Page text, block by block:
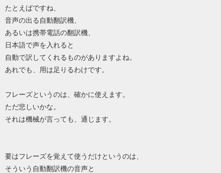
たとえばですね、
音声の出る自動翻訳機、
あるいは携帯電話の翻訳機、
日本語で声を入れると
自動で訳してくれるものがありますよね。
あれでも、用は足りるわけです。
フレーズというのは、確かに使えます。
ただ悲しいかな。
それは機械が言っても、通じます。
要はフレーズを覚えて使うだけというのは、
そういう自動翻訳機の音声と